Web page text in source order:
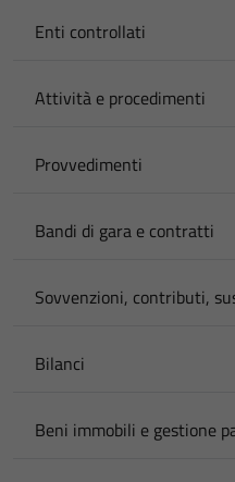
Enti controllati
Attività e procedimenti
Provvedimenti
Bandi di gara e contratti
Sovvenzioni, contributi,
Bilanci
Beni immobili e gestione